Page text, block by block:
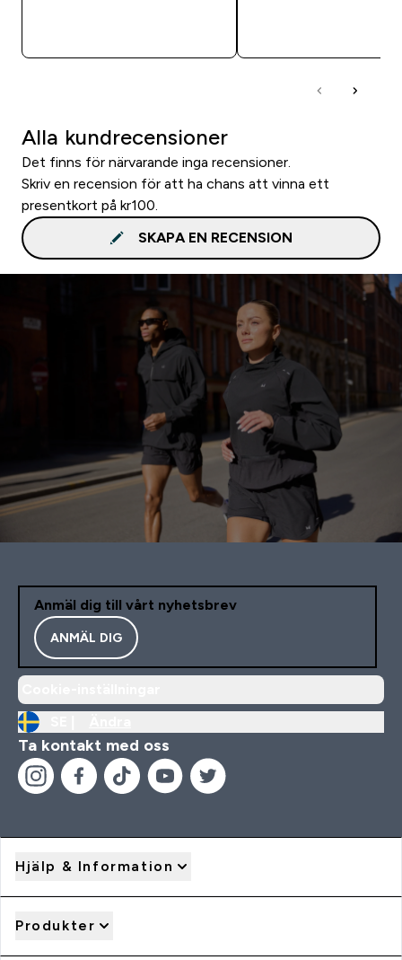
Alla kundrecensioner
Det finns för närvarande inga recensioner.
Skriv en recension för att ha chans att vinna ett
presentkort på kr100.
SKAPA EN RECENSION
Anmäl dig till vårt nyhetsbrev
ANMÄL DIG
Ta kontakt med oss
Hjälp & Information
Produkter